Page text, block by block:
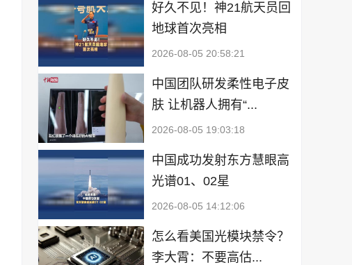
好久不见！神21航天员回
地球首次亮相
2026-08-05 20:58:21
中国团队研发柔性电子皮
肤 让机器人拥有“...
2026-08-05 19:03:18
中国成功发射东方慧眼高
光谱01、02星
2026-08-05 14:12:06
怎么看美国光模块禁令？
李大霄：不要高估...